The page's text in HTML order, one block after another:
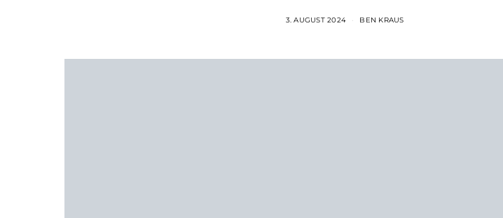
3. AUGUST 2024 BEN KRAUS